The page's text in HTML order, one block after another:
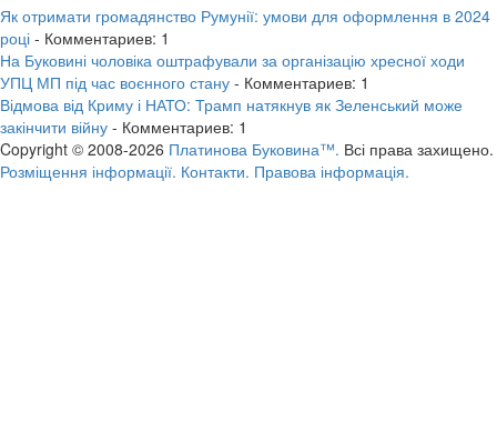
Як отримати громадянство Румунії: умови для оформлення в 2024
році - Комментариев: 1
На Буковині чоловіка оштрафували за організацію хресної ходи
УПЦ МП під час воєнного стану - Комментариев: 1
Відмова від Криму і НАТО: Трамп натякнув як Зеленський може
закінчити війну - Комментариев: 1
Copyright © 2008-2026 Платинова Буковина™. Всі права захищено.
Розміщення інформації. Контакти. Правова інформація.